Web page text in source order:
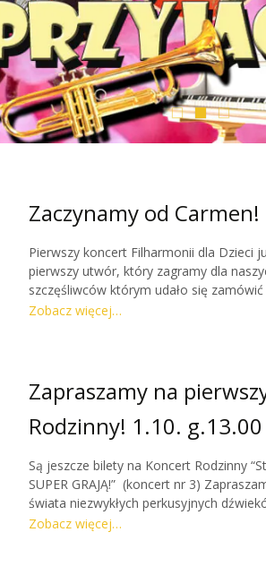
Zaczynamy od Carmen!
Pierwszy koncert Filharmonii dla Dzieci
pierwszy utwór, który zagramy dla
szczęśliwców którym udało się
do opery Carmen George’a Bizeta.
Zobacz więcej…
Zapraszamy na
Rodzinny! 1.10. g.13.00
Są jeszcze bilety na Koncert Rodzinny
SUPER GRAJĄ!” (koncert nr 3)
świata niezwykłych perkusyjnych
i odkryć ! Do zobaczenia! — Anna
Zobacz więcej…